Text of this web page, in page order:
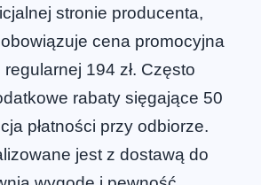
stronie producenta,
cena promocyjna
regularnej 194 zł. Często
rabaty sięgające 50
płatności przy odbiorze.
jest z dostawą do